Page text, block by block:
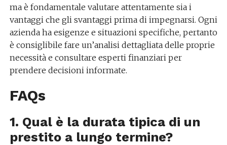
ma è fondamentale valutare attentamente sia i
vantaggi che gli svantaggi prima di impegnarsi. Ogni
azienda ha esigenze e situazioni specifiche, pertanto
è consiglibile fare un’analisi dettagliata delle proprie
necessità e consultare esperti finanziari per
prendere decisioni informate.
FAQs
1. Qual è la durata tipica di un
prestito a lungo termine?